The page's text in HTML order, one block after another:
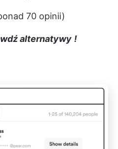
70 opinii)
alternatywy !